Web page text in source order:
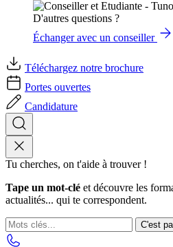
D'autres questions ?
Échanger avec un conseiller
Téléchargez notre brochure
Portes ouvertes
Candidature
Tu cherches, on t'aide à trouver !
Tape un mot-clé et découvre les
actualités... qui te correspondent.
C'est